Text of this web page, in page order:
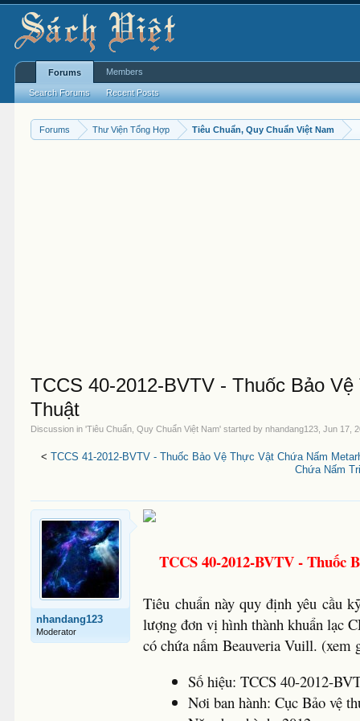
Forums Thư Viện Tổng Hợp Tiêu Chuẩn, Quy Chuẩn Việt Nam
TCCS 40-2012-BVTV - Thuốc Bảo
Thuật
Discussion in 'Tiêu Chuẩn, Quy Chuẩn Việt Nam' started bynhandang123 ,Jun 17,
< TCCS 41-2012-BVTV - Thuốc Bảo Vệ Thực Vật Chứa Nấm
Chứa Nấm
nhandang123
Moderator
TCCS 40-2012-BVTV - Thuốc
Tiêu chuẩn này quy định yêu cầu
lượng đơn vị hình thành khuẩn lạc
có chứa nấm Beauveria Vuill.
Số hiệu: TCCS 40-2012-
Nơi ban hành: Cục Bảo vệ
Forums
Search Forums Recent Posts
Members